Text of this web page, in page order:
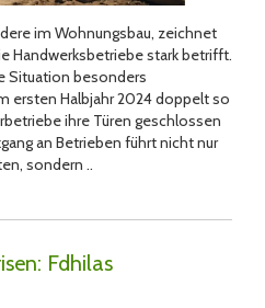
im Wohnungsbau, zeichnet
Handwerksbetriebe stark betrifft.
Situation besonders
ersten Halbjahr 2024 doppelt so
ihre Türen geschlossen
an Betrieben führt nicht nur
sondern ..
Fdhilas